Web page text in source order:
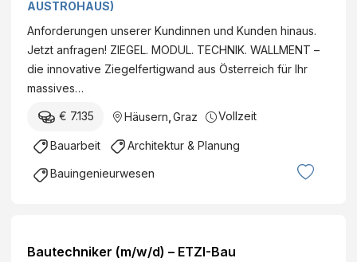
AUSTROHAUS)
Anforderungen unserer Kundinnen und Kunden hinaus.
Jetzt anfragen! ZIEGEL. MODUL. TECHNIK. WALLMENT –
die innovative Ziegelfertigwand aus Österreich für Ihr
massives…
€ 7.135 Häusern Graz Vollzeit
Bauarbeit Architektur & Planung
Bauingenieurwesen
Bautechniker (m/w/d) – ETZI-Bau